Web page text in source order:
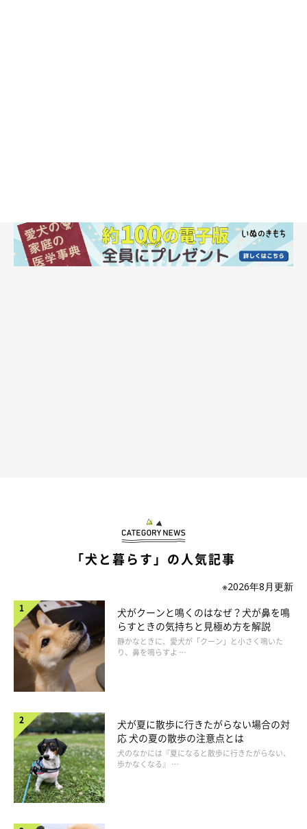
A：飼い主さんの指示に従おうと一生懸命になる
B：オスワリやフセをするなど、できる動作をしてごまかす
C：従わない、あるいは無視をする
D：飼い主さんから目をそらしたり、しっぽが下がったり、逃げ
たりする
チェックポイント
飼い主さんへの好感度が高くなるほど、愛犬は「大好きな飼い主
さんの期待に応えたい！」と思うようになります。飼い主さんの
「犬と暮らす」の人気記事
※2026年8月更新
犬がクーンと鳴くのはなぜ？犬が鼻を鳴
らすときの気持ちと見極め方を解説
静かなときに、愛犬が「クーン」と小さく鳴いた
り、鼻を鳴らすよ …
犬が夏に散歩に行きたがらない場合の対
応 犬の夏の散歩の注意点とは
犬のなかには『夏になると散歩に行きたがらない、
歩かなくなる』 …